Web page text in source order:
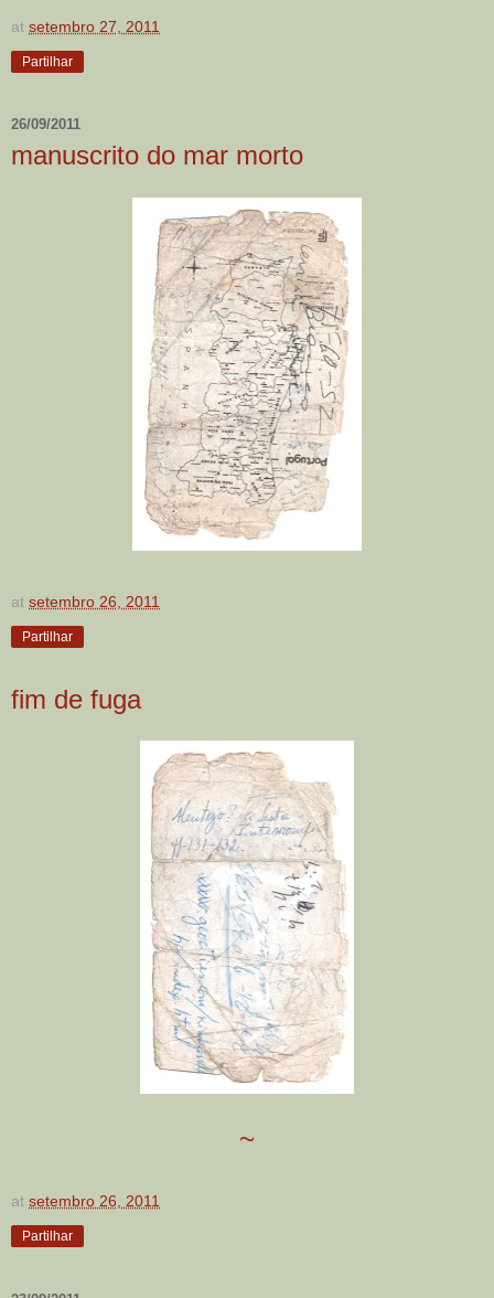
at setembro 27, 2011
Partilhar
26/09/2011
manuscrito do mar morto
at setembro 26, 2011
Partilhar
fim de fuga
~
at setembro 26, 2011
Partilhar